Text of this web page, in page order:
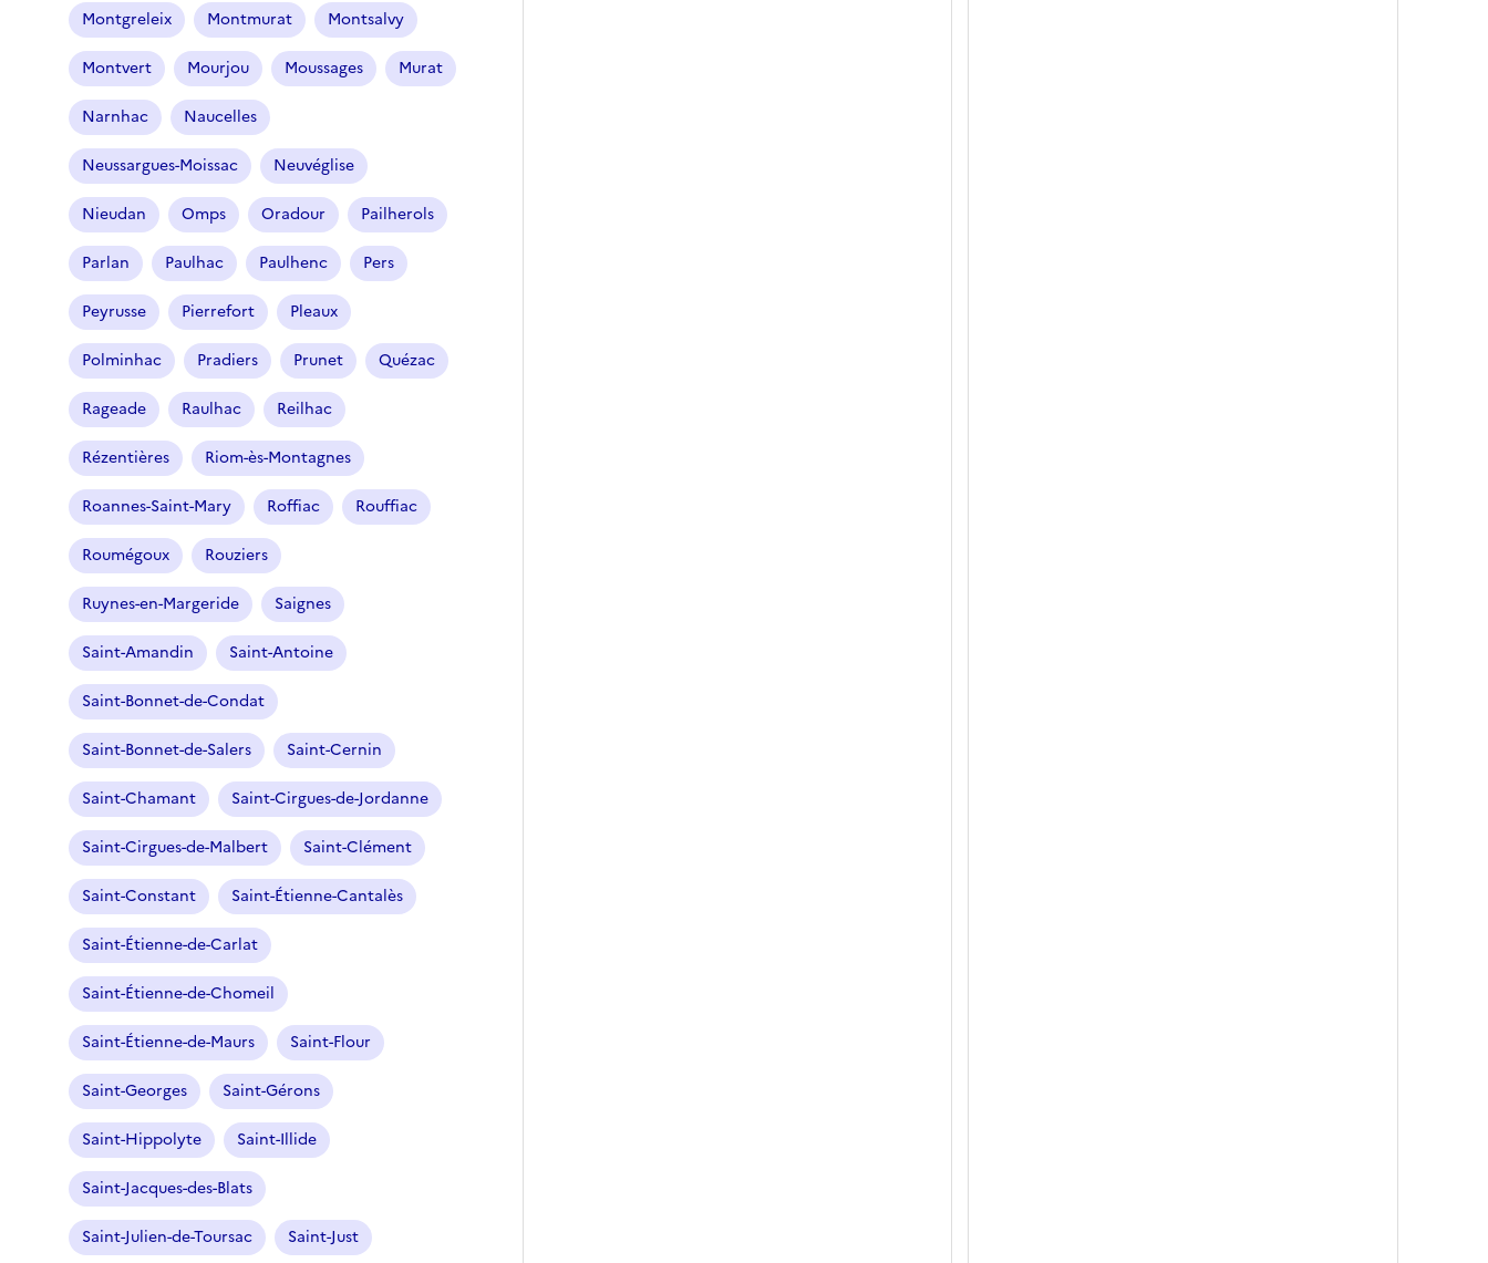
Montgreleix Montmurat Montsalvy
Montvert Mourjou Moussages Murat
Narnhac Naucelles
Neussargues-Moissac Neuvéglise
Nieudan Omps Oradour Pailherols
Parlan Paulhac Paulhenc Pers
Peyrusse Pierrefort Pleaux
Polminhac Pradiers Prunet Quézac
Rageade Raulhac Reilhac
Rézentières Riom-ès-Montagnes
Roannes-Saint-Mary Roffiac Rouffiac
Roumégoux Rouziers
Ruynes-en-Margeride Saignes
Saint-Amandin Saint-Antoine
Saint-Bonnet-de-Condat
Saint-Bonnet-de-Salers Saint-Cernin
Saint-Chamant Saint-Cirgues-de-Jordanne
Saint-Cirgues-de-Malbert Saint-Clément
Saint-Constant Saint-Étienne-Cantalès
Saint-Étienne-de-Carlat
Saint-Étienne-de-Chomeil
Saint-Étienne-de-Maurs Saint-Flour
Saint-Georges Saint-Gérons
Saint-Hippolyte Saint-Illide
Saint-Jacques-des-Blats
Saint-Julien-de-Toursac Saint-Just